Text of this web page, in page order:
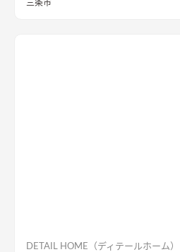
三条市
DETAIL HOME（ディテールホーム）